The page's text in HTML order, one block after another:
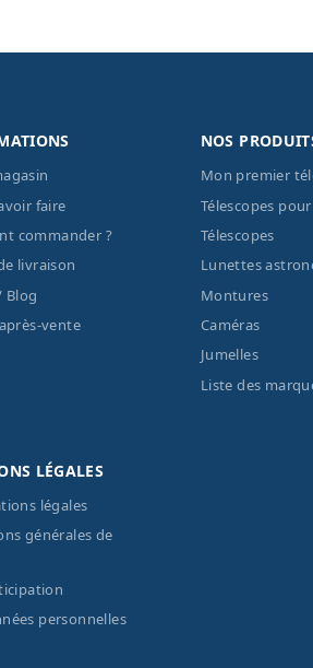
faire
commander ?
livraison
Blog
vente
NOS
Mon premier
Télescopes
Télescopes
Lunettes
Montures
Caméras
Jumelles
Liste des
LÉGALES
légales
générales de
personnelles